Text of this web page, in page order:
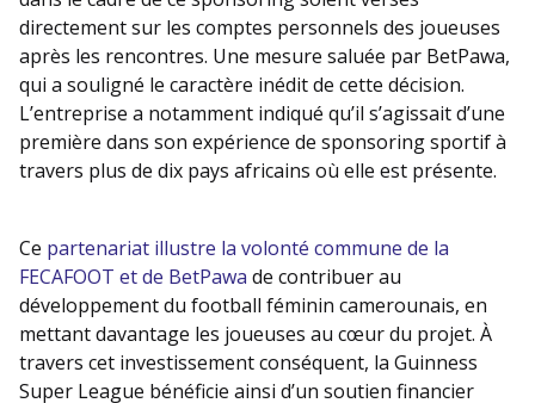
directement sur les comptes personnels des joueuses
après les rencontres. Une mesure saluée par BetPawa,
qui a souligné le caractère inédit de cette décision.
L’entreprise a notamment indiqué qu’il s’agissait d’une
première dans son expérience de sponsoring sportif à
travers plus de dix pays africains où elle est présente.
Ce partenariat illustre la volonté commune de la
FECAFOOT et de BetPawa de contribuer au
développement du football féminin camerounais, en
mettant davantage les joueuses au cœur du projet. À
travers cet investissement conséquent, la Guinness
Super League bénéficie ainsi d’un soutien financier